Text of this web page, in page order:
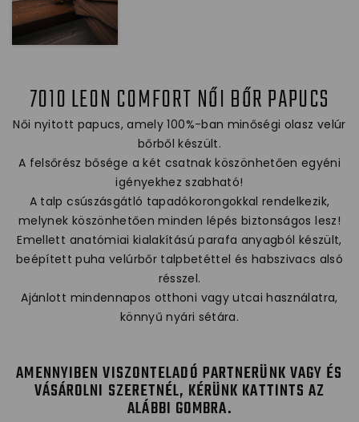
7010 LEON COMFORT NŐI BŐR PAPUCS
Női nyitott papucs, amely 100%-ban minőségi olasz velúr
bőrből készült.
A felsőrész bősége a két csatnak köszönhetően egyéni
igényekhez szabható!
A talp csúszásgátló tapadókorongokkal rendelkezik,
melynek köszönhetően minden lépés biztonságos lesz!
Emellett anatómiai kialakítású parafa anyagból készült,
beépített puha velúrbőr talpbetéttel és habszivacs alsó
résszel.
Ajánlott mindennapos otthoni vagy utcai használatra,
könnyű nyári sétára.
AMENNYIBEN VISZONTELADÓ PARTNERÜNK VAGY ÉS
VÁSÁROLNI SZERETNÉL, KÉRÜNK KATTINTS AZ
ALÁBBI GOMBRA.